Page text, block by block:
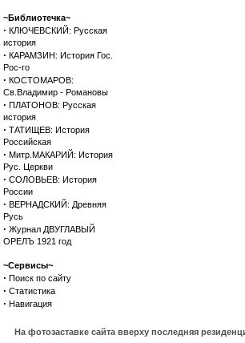
~Библиотечка~
· КЛЮЧЕВСКИЙ: Русская
история
· КАРАМЗИН: История Гос.
Рос-го
· КОСТОМАРОВ:
Св.Владимир - Романовы
· ПЛАТОНОВ: Русская
история
· ТАТИЩЕВ: История
Российская
· Митр.МАКАРИЙ: История
Рус. Церкви
· СОЛОВЬЕВ: История
России
· ВЕРНАДСКИЙ: Древняя
Русь
· Журнал ДВУГЛАВЫЙ
ОРЕЛЪ 1921 год
~Сервисы~
· Поиск по сайту
· Статистика
· Навигация
На фотозаставке сайта вверху последняя